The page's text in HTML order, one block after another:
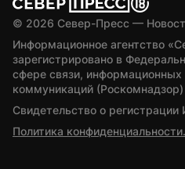
© 2026 Север-Пресс —
Информационное агентство
зарегистрировано в
сфере связи, информационных
коммуникаций
Свидетельство о
Политика конфиденциальности.